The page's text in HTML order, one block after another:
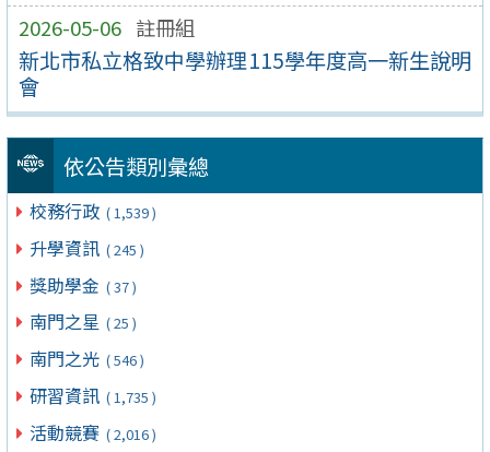
2026-05-06 註冊組
新北市私立格致中學辦理115學年度高一新生說明
會
依公告類別彙總
校務行政 ( 1,539 )
升學資訊 ( 245 )
獎助學金 ( 37 )
南門之星 ( 25 )
南門之光 ( 546 )
研習資訊 ( 1,735 )
活動競賽 ( 2,016 )